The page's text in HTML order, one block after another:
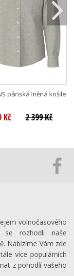
pánská lněná košile
Kč 2 399 Kč
volnočasového
se rozhodli naše
Nabízíme Vám zde
více populárních
z pohodlí vašeho